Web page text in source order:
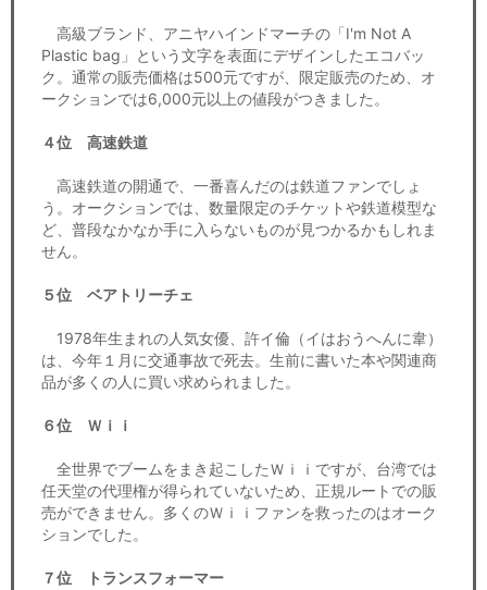
高級ブランド、アニヤハインドマーチの「I'm Not A
Plastic bag」という文字を表面にデザインしたエコバッ
ク。通常の販売価格は500元ですが、限定販売のため、オ
ークションでは6,000元以上の値段がつきました。
４位 高速鉄道
高速鉄道の開通で、一番喜んだのは鉄道ファンでしょ
う。オークションでは、数量限定のチケットや鉄道模型な
ど、普段なかなか手に入らないものが見つかるかもしれま
せん。
５位 ベアトリーチェ
1978年生まれの人気女優、許イ倫（イはおうへんに韋）
は、今年１月に交通事故で死去。生前に書いた本や関連商
品が多くの人に買い求められました。
６位 Ｗｉｉ
全世界でブームをまき起こしたＷｉｉですが、台湾では
任天堂の代理権が得られていないため、正規ルートでの販
売ができません。多くのＷｉｉファンを救ったのはオーク
ションでした。
７位 トランスフォーマー